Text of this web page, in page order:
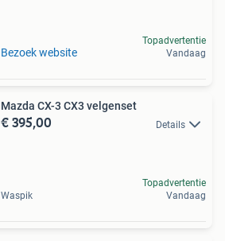
Bezoek website
Topadvertentie
Vandaag
Mazda CX-3 CX3 velgenset
€ 395,00 Details
Waspik
Topadvertentie
Vandaag